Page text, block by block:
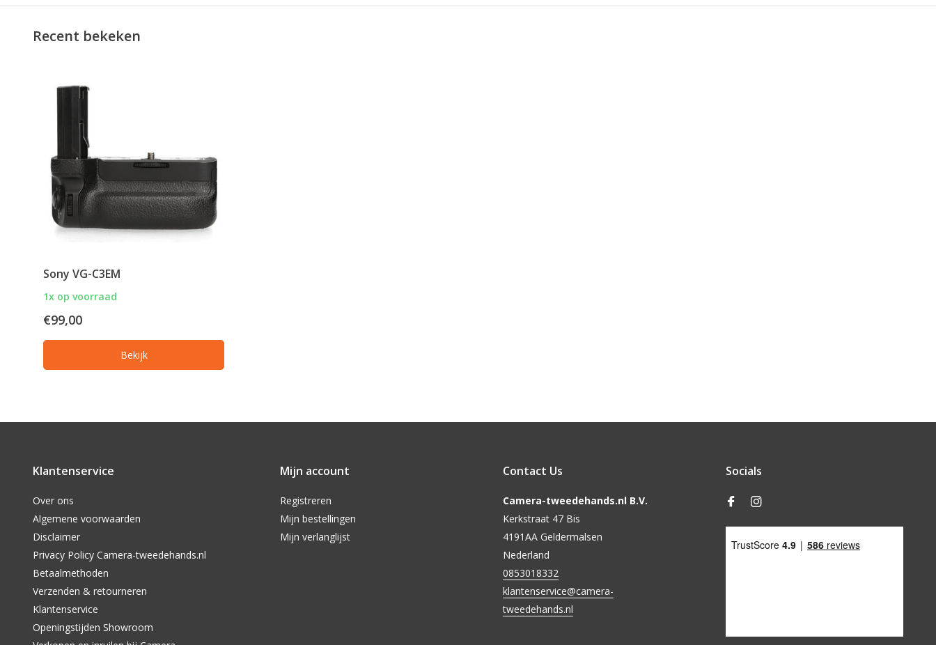
Recent bekeken
Sony VG-C3EM
1x op voorraad
€99,00
Bekijk
Klantenservice
Over ons
Algemene voorwaarden
Disclaimer
Privacy Policy Camera-tweedehands.nl
Betaalmethoden
Verzenden & retourneren
Klantenservice
Openingstijden Showroom
Mijn account
Registreren
Mijn bestellingen
Mijn verlanglijst
Contact Us
Camera-tweedehands.nl B.V.
Kerkstraat 47 Bis
4191AA Geldermalsen
Nederland
0853018332
klantenservice@camera-
tweedehands.nl
Socials